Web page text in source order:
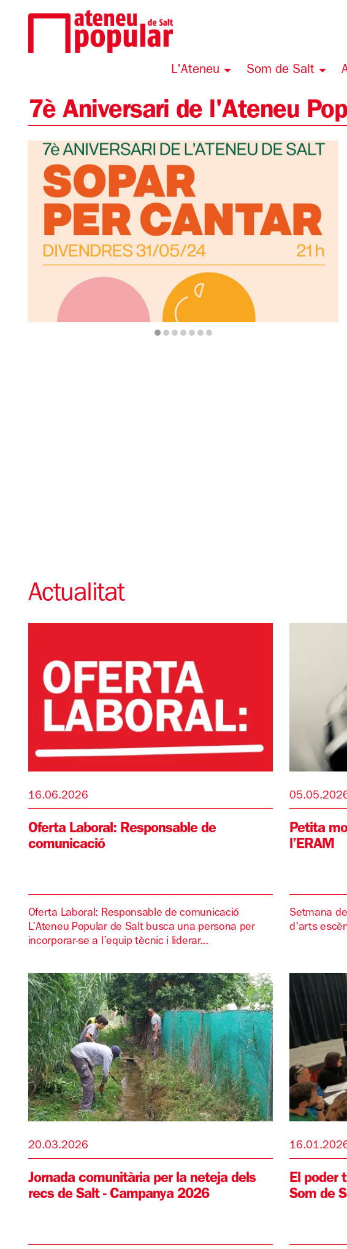
L'Ateneu Som de Salt
7è Aniversari de l'Ateneu
Actualitat
16.06.2026
Oferta Laboral: Responsable de
comunicació
Oferta Laboral: Responsable de comunicació
L’Ateneu Popular de Salt busca una persona per
incorporar-se a l’equip tècnic i liderar...
Petita
l’ERAM
Setmana
d'arts
20.03.2026
Jornada comunitària per la neteja dels
recs de Salt - Campanya 2026
El poder
Som de